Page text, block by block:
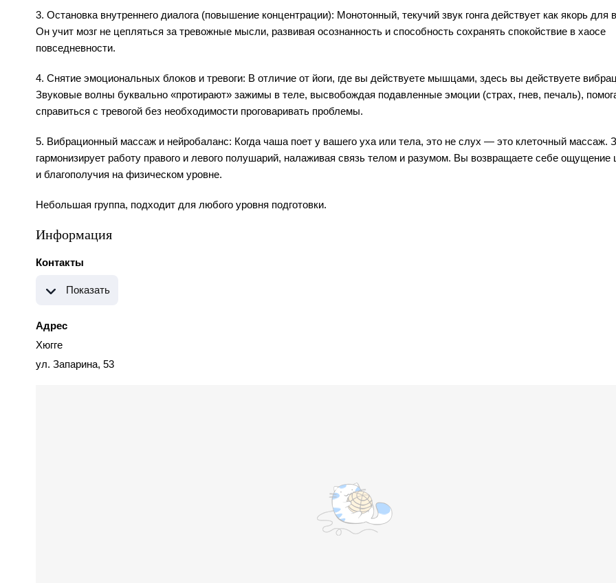
3. Остановка внутреннего диалога (повышение концентрации): Монотонный, текучий звук гонга действует как якорь для
Он учит мозг не цепляться за тревожные мысли, развивая осознанность и способность сохранять спокойствие в хаосе
повседневности.
4. Снятие эмоциональных блоков и тревоги: В отличие от йоги, где вы действуете мышцами, здесь вы действуете
Звуковые волны буквально «протирают» зажимы в теле, высвобождая подавленные эмоции (страх, гнев, печаль),
справиться с тревогой без необходимости проговаривать проблемы.
5. Вибрационный массаж и нейробаланс: Когда чаша поет у вашего уха или тела, это не слух — это клеточный массаж.
гармонизирует работу правого и левого полушарий, налаживая связь телом и разумом. Вы возвращаете себе ощущение
и благополучия на физическом уровне.
Небольшая группа, подходит для любого уровня подготовки.
Информация
Контакты
Показать
Адрес
Хюгге
ул. Запарина, 53